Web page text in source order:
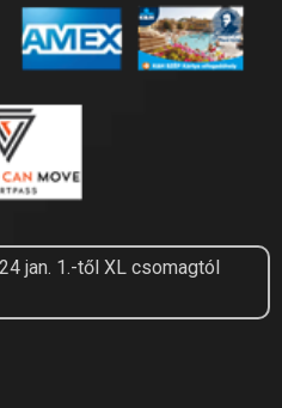
jan. 1.-től XL csomagtól